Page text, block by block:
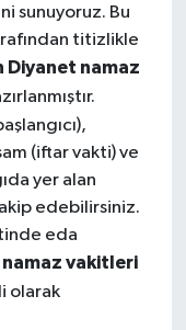
sunuyoruz. Bu
titizlikle
Diyanet namaz
(iftar vakti) ve
yer alan
edebilirsiniz.
eda
namaz vakitleri
olarak